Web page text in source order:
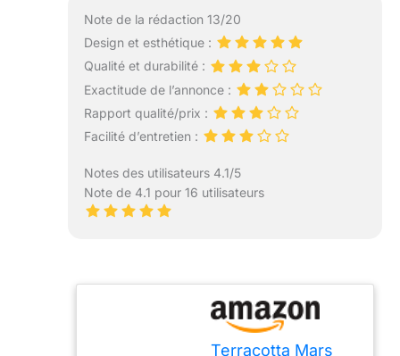
Note de la rédaction 13/20
Design et esthétique :
Qualité et durabilité :
Exactitude de l’annonce :
Rapport qualité/prix :
Facilité d’entretien :
Notes des utilisateurs 4.1/5
Note de 4.1 pour 16 utilisateurs
Terracotta Mars